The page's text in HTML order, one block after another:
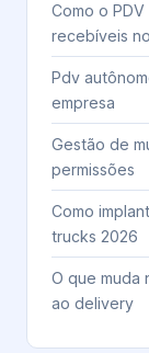
Como o
recebíveis
Pdv
empresa
Gestão de
permissões
Como
trucks 2026
O que muda
ao delivery